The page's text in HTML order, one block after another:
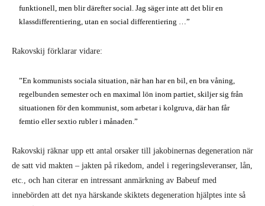
funktionell, men blir därefter social. Jag säger inte att det blir en
klassdifferentiering, utan en social differentiering …”
Rakovskij förklarar vidare:
”En kommunists sociala situation, när han har en bil, en bra våning,
regelbunden semester och en maximal lön inom partiet, skiljer sig från
situationen för den kommunist, som arbetar i kolgruva, där han får
femtio eller sextio rubler i månaden.”
Rakovskij räknar upp ett antal orsaker till jakobinernas degeneration när
de satt vid makten – jakten på rikedom, andel i regeringsleveranser, lån,
etc., och han citerar en intressant anmärkning av Babeuf med
innebörden att det nya härskande skiktets degeneration hjälptes inte så